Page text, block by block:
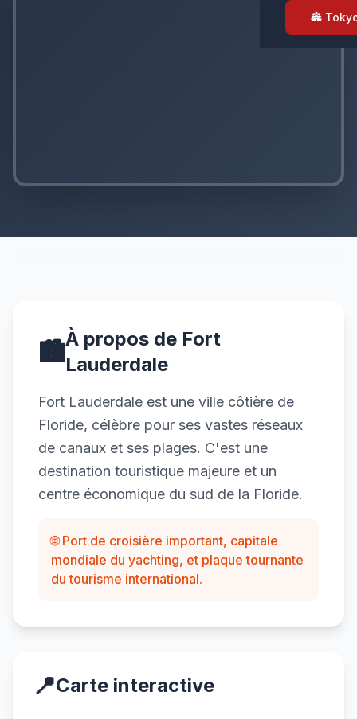
🏯
🏙️À propos de Fort
Lauderdale
Fort Lauderdale est une ville côtière de
Floride, célèbre pour ses vastes réseaux
de canaux et ses plages. C'est une
destination touristique majeure et un
centre économique du sud de la Floride.
🌐 Port de croisière important, capitale
mondiale du yachting, et plaque tournante
du tourisme international.
📍Carte interactive